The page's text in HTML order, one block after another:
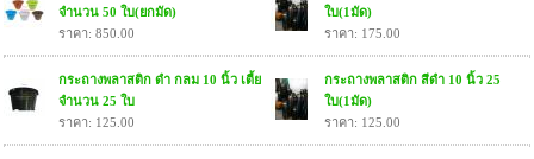
จำนวน 50 ใบ(ยกมัด)
ราคา: 850.00
ใบ(1มัด)
ราคา: 175.00
กระถางพลาสติก ดำ กลม 10 นิ้ว เตี้ย
จำนวน 25 ใบ
ราคา: 125.00
กระถางพลาสติก สีดำ 10 นิ้ว 25
ใบ(1มัด)
ราคา: 125.00